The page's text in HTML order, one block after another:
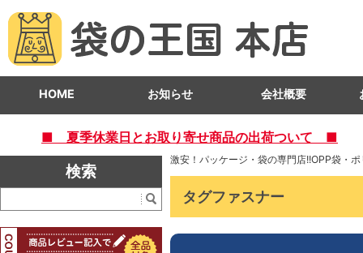
HOME お知らせ 会社概要
■ 夏季休業日とお取り寄せ商品の出荷ついて ■
激安！パッケージ・袋の専門店!!OPP袋・
タグファスナー
検索